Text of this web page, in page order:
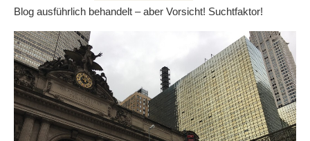
Blog ausführlich behandelt – aber Vorsicht! Suchtfaktor!